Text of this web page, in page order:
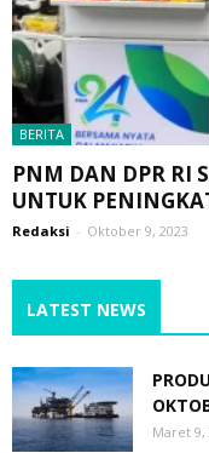
BERITA
PNM DAN DPR RI
UNTUK
Redaksi - Oktober 9, 2023
LATEST NEWS
Maret 9,